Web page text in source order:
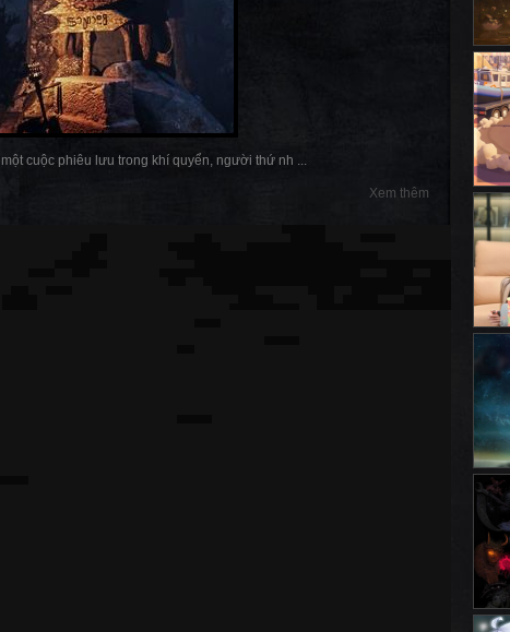
cuộc phiêu lưu trong khí quyển, người thứ nh ...
Xem thêm